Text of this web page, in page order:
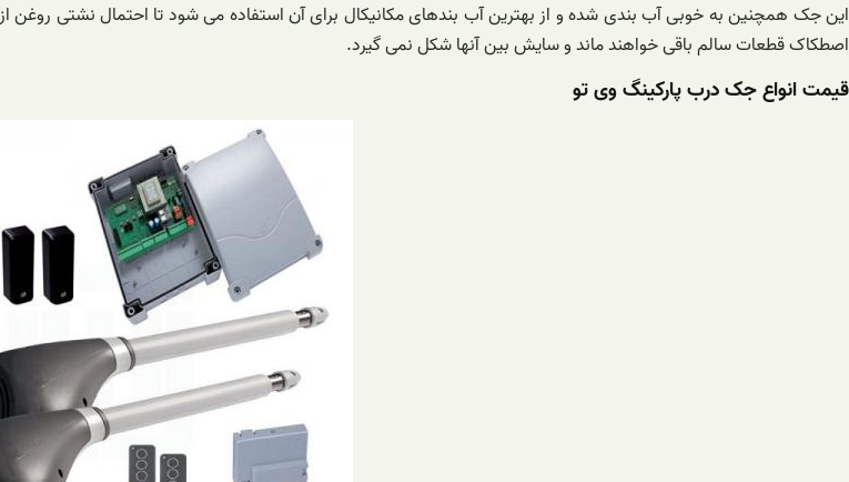
این جک همچنین به خوبی آب بندی شده و از بهترین آب بندهای مکانیکال برای آن استفاده می شود تا احتمال نشتی
اصطکاک قطعات سالم باقی خواهند ماند و سایش بین آنها شکل نمی گیرد.
قیمت انواع جک درب پارکینگ وی تو